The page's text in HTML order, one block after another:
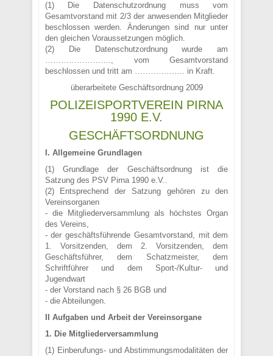
(1) Die Datenschutzordnung muss vom
Gesamtvorstand mit 2/3 der anwesenden Mitglieder
beschlossen werden. Änderungen sind nur unter
den gleichen Voraussetzungen möglich.
(2) Die Datenschutzordnung wurde am
……………………., vom Gesamtvorstand
beschlossen und tritt am ………………. in Kraft.
überarbeitete Geschäftsordnung 2009
POLIZEISPORTVEREIN PIRNA
1990 E.V.
GESCHÄFTSORDNUNG
I. Allgemeine Grundlagen
(1) Grundlage der Geschäftsordnung ist die
Satzung des PSV Pirna 1990 e.V..
(2) Entsprechend der Satzung gehören zu den
Vereinsorganen
- die Mitgliederversammlung als höchstes Organ
des Vereins,
- der geschäftsführende Gesamtvorstand, mit dem
1. Vorsitzenden, dem 2. Vorsitzenden, dem
Geschäftsführer, dem Schatzmeister, dem
Schriftführer und dem Sport-/Kultur- und
Jugendwart
- der Vorstand nach § 26 BGB und
- die Abteilungen.
II Aufgaben und Arbeit der Vereinsorgane
1. Die Mitgliederversammlung
(1) Einberufungs- und Abstimmungsmodalitäten der